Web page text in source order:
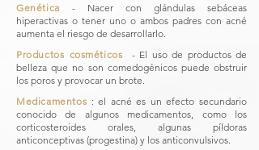
Genética
- Nacer con glándulas sebáceas
hiperactivas o tener uno o ambos padres con acné
aumenta el riesgo de desarrollarlo.
Productos cosméticos
- El uso de productos de
belleza que no son comedogénicos puede obstruir
los poros y provocar un brote.
Medicamentos : el acné es un efecto secundario
conocido de algunos medicamentos, como los
corticosteroides orales, algunas píldoras
anticonceptivas (progestina) y los anticonvulsivos.